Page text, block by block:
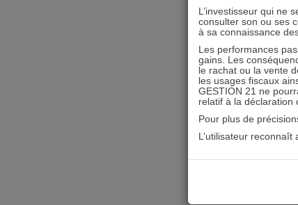
L’investisseur qui ne
consulter son ou ses
à sa connaissance
Les performances
gains. Les
le rachat ou la vente
les usages fiscaux
GESTION 21 ne
relatif à la déclaration
Pour plus de
L’utilisateur